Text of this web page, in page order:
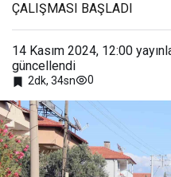
ÇALIŞMASI BAŞLADI
14 Kasım 2024, 12:00
güncellendi
2dk, 34sn 0